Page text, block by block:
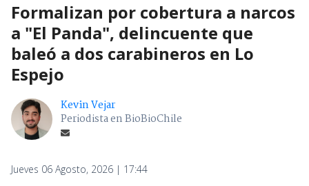
Formalizan por cobertura a narcos
a "El Panda", delincuente que
baleó a dos carabineros en Lo
Espejo
Kevin Vejar
Periodista en BioBioChile
Jueves 06 Agosto, 2026 | 17:44